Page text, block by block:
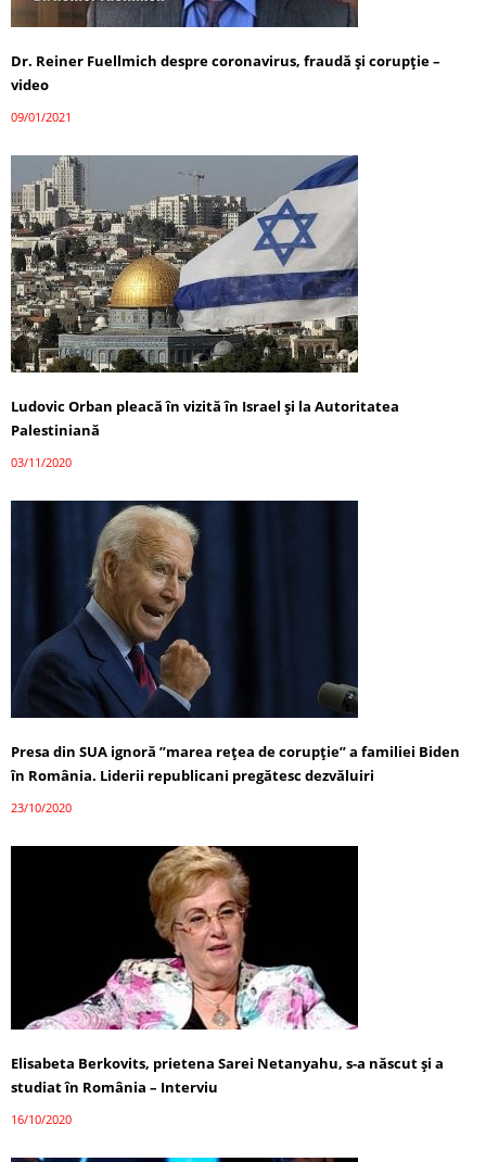
Dr. Reiner Fuellmich despre coronavirus, fraudă și corupție –
video
09/01/2021
Ludovic Orban pleacă în vizită în Israel și la Autoritatea
Palestiniană
03/11/2020
Presa din SUA ignoră ”marea reţea de corupţie” a familiei Biden
în România. Liderii republicani pregătesc dezvăluiri
23/10/2020
Elisabeta Berkovits, prietena Sarei Netanyahu, s-a născut și a
studiat în România – Interviu
16/10/2020